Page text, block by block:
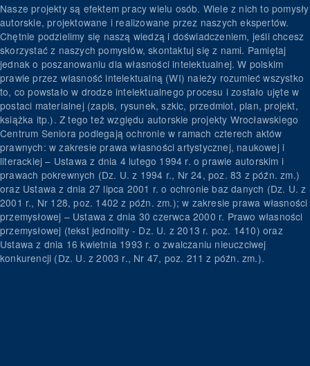
Nasze projekty są efektem pracy wielu osób. Wiele z nich to pomysły
autorskie, projektowane i realizowane przez naszych ekspertów.
Chętnie podzielimy się naszą wiedzą i doświadczeniem, jeśli chcesz
skorzystać z naszych pomysłów, skontaktuj się z nami. Pamiętaj
jednak o poszanowaniu dla własności intelektualnej. W polskim
prawie przez własność intelektualną (WI) należy rozumieć wszystko
to, co powstało w drodze intelektualnego procesu i zostało ujęte w
postaci materialnej (zapis, rysunek, szkic, przedmiot, plan, projekt,
książka itp.). Z tego też względu autorskie projekty Wrocławskiego
Centrum Seniora podlegają ochronie w ramach czterech aktów
prawnych: w zakresie prawa własności artystycznej, naukowej i
literackiej – Ustawa z dnia 4 lutego 1994 r. o prawie autorskim i
prawach pokrewnych (Dz. U. z 1994 r., Nr 24, poz. 83 z późn. zm.)
oraz Ustawa z dnia 27 lipca 2001 r. o ochronie baz danych (Dz. U. z
2001 r., Nr 128, poz. 1402 z późn. zm.); w zakresie prawa własności
przemysłowej – Ustawa z dnia 30 czerwca 2000 r. Prawo własności
przemysłowej (tekst jednolity - Dz. U. z 2013 r. poz. 1410) oraz
Ustawa z dnia 16 kwietnia 1993 r. o zwalczaniu nieuczciwej
konkurencji (Dz. U. z 2003 r., Nr 47, poz. 211 z późn. zm.).